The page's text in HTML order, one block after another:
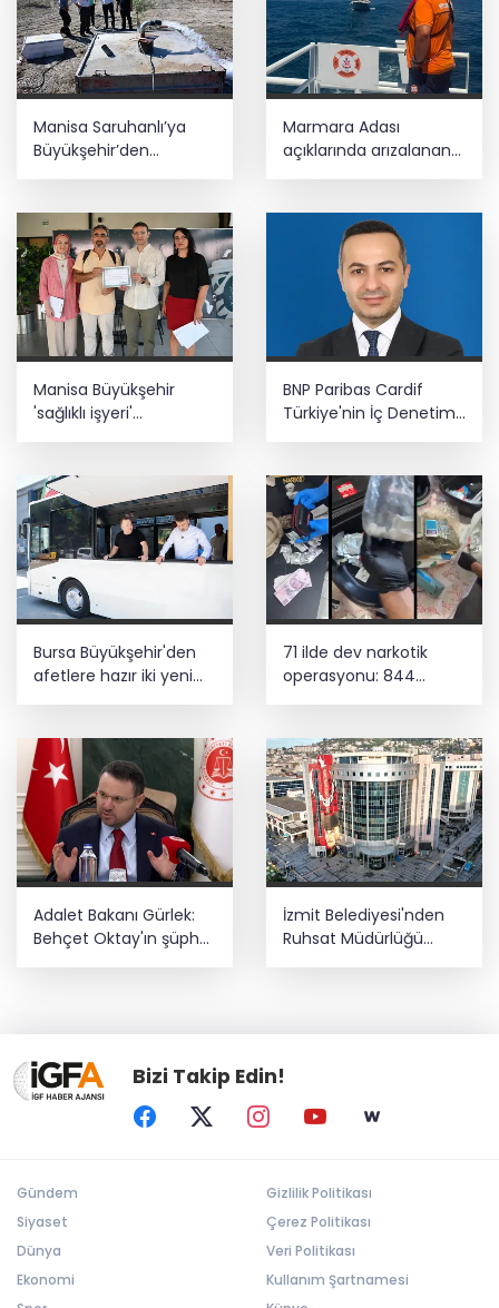
Manisa Saruhanlı’ya
Büyükşehir’den
Marmara Adası
açıklarında arızalanan
Manisa Büyükşehir
'sağlıklı işyeri'
BNP Paribas Cardif
Türkiye'nin İç Denetim
Bursa Büyükşehir'den
afetlere hazır iki yeni
mobil araç
71 ilde dev narkotik
operasyonu: 844
tutuklama
Adalet Bakanı Gürlek:
Behçet Oktay'ın şüpheli
ölümü yeniden
İzmit Belediyesi'nden
Ruhsat Müdürlüğü
iddialarına açıklama
Bizi Takip Edin!
Gündem
Siyaset
Dünya
Ekonomi
Gizlilik Politikası
Çerez Politikası
Veri Politikası
Kullanım Şartnamesi